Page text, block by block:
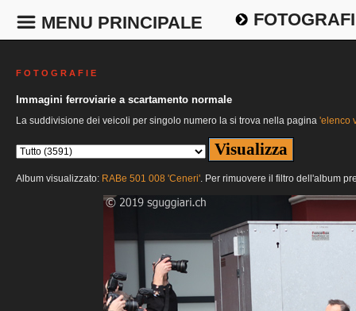
MENU PRINCIPALE
F O T O G R A F I E
Immagini ferroviarie a scartamento normale
La suddivisione dei veicoli per singolo numero la si trova nella pagina 'elenco
Album visualizzato: RABe 501 008 'Ceneri'. Per rimuovere il filtro dell'album